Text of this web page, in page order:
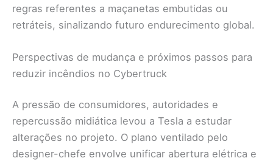
regras referentes a maçanetas embutidas ou
retráteis, sinalizando futuro endurecimento global.
Perspectivas de mudança e próximos passos para
reduzir incêndios no Cybertruck
A pressão de consumidores, autoridades e
repercussão midiática levou a Tesla a estudar
alterações no projeto. O plano ventilado pelo
designer-chefe envolve unificar abertura elétrica e